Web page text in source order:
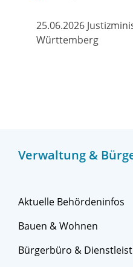
Verwaltung &
Aktuelle Behördeninfos
Bauen & Wohnen
Bürgerbüro &
25.06.2026
Württemberg